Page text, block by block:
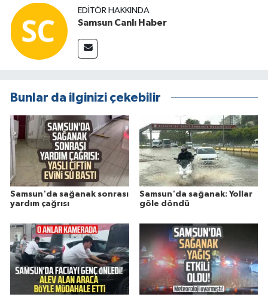
EDITÖR HAKKINDA
Samsun Canlı Haber
Bunlar da ilginizi çekebilir
Samsun'da sağanak sonrası
yardım çağrısı
Samsun'da sağanak: Yollar
göle döndü